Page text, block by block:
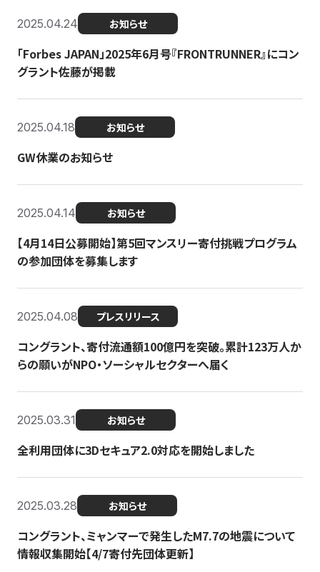
2025.04.24 お知らせ
「Forbes JAPAN」2025年6月号『FRONTRUNNER』にコン
グラント佐藤が掲載
2025.04.18 お知らせ
GW休業のお知らせ
2025.04.14 お知らせ
【4月14日公募開始】第5回マンスリー寄付挑戦プログラム
の参加団体を募集します
2025.04.08 プレスリリース
コングラント、寄付流通額100億円を突破。累計123万人か
らの願いがNPO・ソーシャルセクターへ届く
2025.03.31 お知らせ
全利用団体に3Dセキュア2.0対応を開始しました
2025.03.28 お知らせ
コングラント、ミャンマーで発生したM7.7の地震について
情報収集開始【4/7寄付先団体更新】